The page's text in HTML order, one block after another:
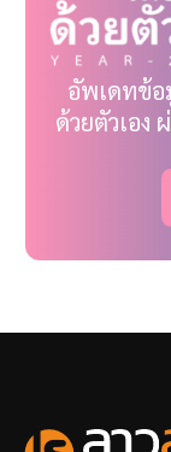
อัพเดทข้อ
ด้วยตัวเอง